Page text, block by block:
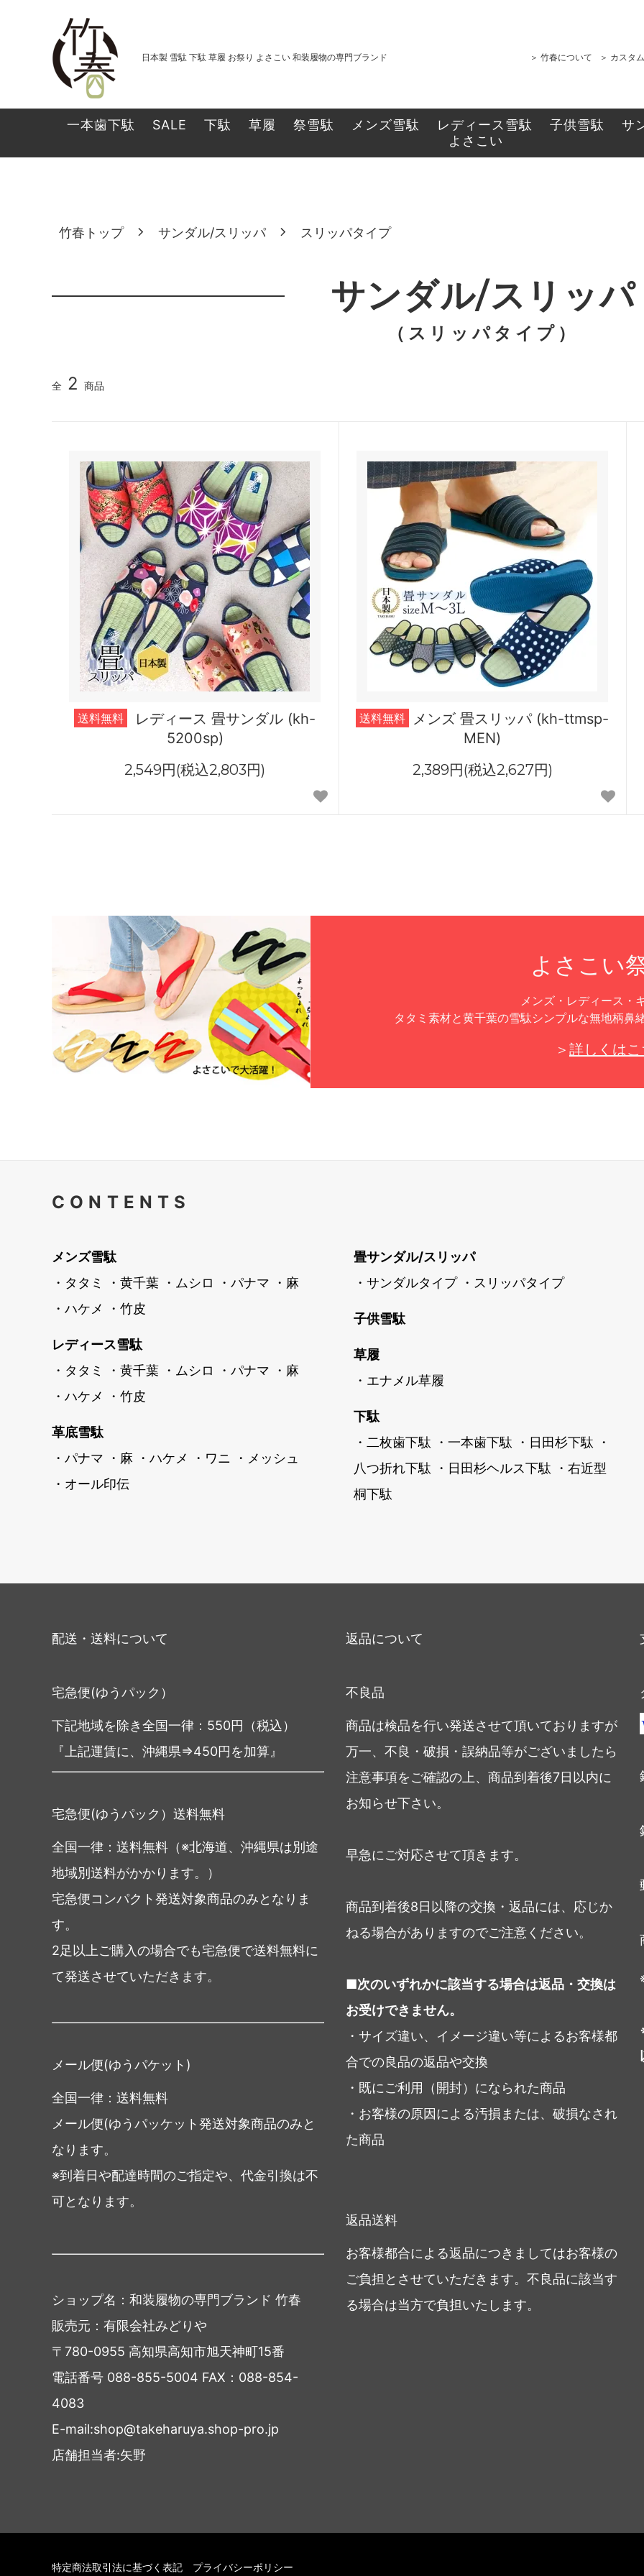
祭雪駄(無地鼻緒)
一本歯下駄 アスリートタイプ
黒市松畳雪駄
日本製 雪駄 下駄 草履 お祭り よさこい 和装履物の専門ブランド ＞ 竹春について ＞ カスタ
一本歯下駄 SALE 下駄 草履 祭雪駄 メンズ雪駄 レディース雪駄 子供雪駄
サ
よさこい
竹春トップ サンダル/スリッパ スリッパタイプ
サンダル/スリッパ
（スリッパタイプ）
全 2 商品
送料無料
レディース 畳サンダル (kh-
5200sp)
2,549円(税込2,803円)
送料無料
メンズ 畳スリッパ (kh-ttmsp-
MEN)
2,389円(税込2,627円)
よさこい
メンズ・レディース・
タタミ素材と黄千葉の雪駄シンプルな無地柄鼻
＞ 詳しくは
CONTENTS
メンズ雪駄
・タタミ
・黄千葉 ・ムシロ ・パナマ
・麻
・ハケメ
・竹皮
レディース雪駄
・タタミ
・黄千葉 ・ムシロ ・パナマ
・麻
・ハケメ
・竹皮
革底雪駄
・パナマ
・麻 ・ハケメ ・ワニ
・メッシュ
・オール印伝
畳サンダル/スリッパ
・サンダルタイプ ・スリッパタイプ
子供雪駄
草履
・エナメル草履
下駄
・二枚歯下駄
・一本歯下駄 ・日田杉下駄
・
八つ折れ下駄
・日田杉ヘルス下駄
・右近型
桐下駄
配送・送料について
宅急便(ゆうパック）
下記地域を除き全国一律：550円（税込）
『上記運賃に、沖縄県⇒450円を加算』
宅急便(ゆうパック）送料無料
全国一律：送料無料（※北海道、沖縄県は別途
地域別送料がかかります。）
宅急便コンパクト発送対象商品のみとなりま
す。
2足以上ご購入の場合でも宅急便で送料無料に
て発送させていただきます。
メール便(ゆうパケット)
全国一律：送料無料
メール便(ゆうパッケット発送対象商品のみと
なります。
※到着日や配達時間のご指定や、代金引換は不
可となります。
ショップ名：和装履物の専門ブランド 竹春
販売元：有限会社みどりや
〒780-0955 高知県高知市旭天神町15番
電話番号 088-855-5004 FAX：088-854-
4083
E-mail:shop@takeharuya.shop-pro.jp
店舗担当者:矢野
返品について
不良品
商品は検品を行い発送させて頂いておりますが
万一、不良・破損・誤納品等がございましたら
注意事項をご確認の上、商品到着後7日以内に
お知らせ下さい。
早急にご対応させて頂きます。
商品到着後8日以降の交換・返品には、応じか
ねる場合がありますのでご注意ください。
■次のいずれかに該当する場合は返品・交換は
お受けできません。
・サイズ違い、イメージ違い等によるお客様都
合での良品の返品や交換
・既にご利用（開封）になられた商品
・お客様の原因による汚損または、破損なされ
た商品
返品送料
お客様都合による返品につきましてはお客様の
ご負担とさせていただきます。不良品に該当す
る場合は当方で負担いたします。
特定商法取引法に基づく表記 プライバシーポリシー